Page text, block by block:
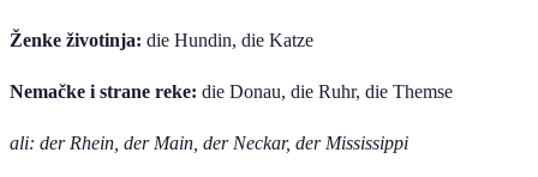
Ženke životinja: die Hundin, die Katze
Nemačke i strane reke: die Donau, die Ruhr, die Themse
ali: der Rhein, der Main, der Neckar, der Mississippi